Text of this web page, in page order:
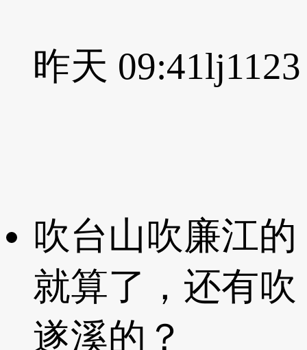
昨天 09:41lj1123
吹台山吹廉江的
就算了，还有吹
遂溪的？